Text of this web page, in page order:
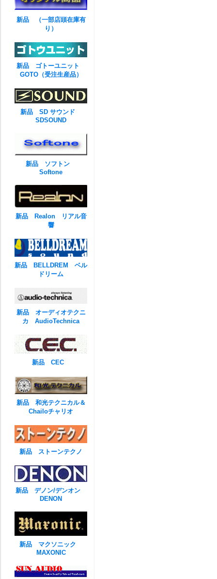
新品 （一部店頭在庫有
り）
新品 ゴトーユニット
GOTO（受注生産品）
新品 SD サウンド
SDSOUND
新品 ソフトン
Softone
新品 Realon リアル音
響
新品 BELLDREM ベル
ドリーム
新品 オーディオテクニ
カ AudioTechnica
新品 CEC
新品 和光テクニカル＆
Chailoチャリオ
新品 ストーンテクノ
新品 デノン/デンオン
DENON
新品 マクソニック
MAXONIC